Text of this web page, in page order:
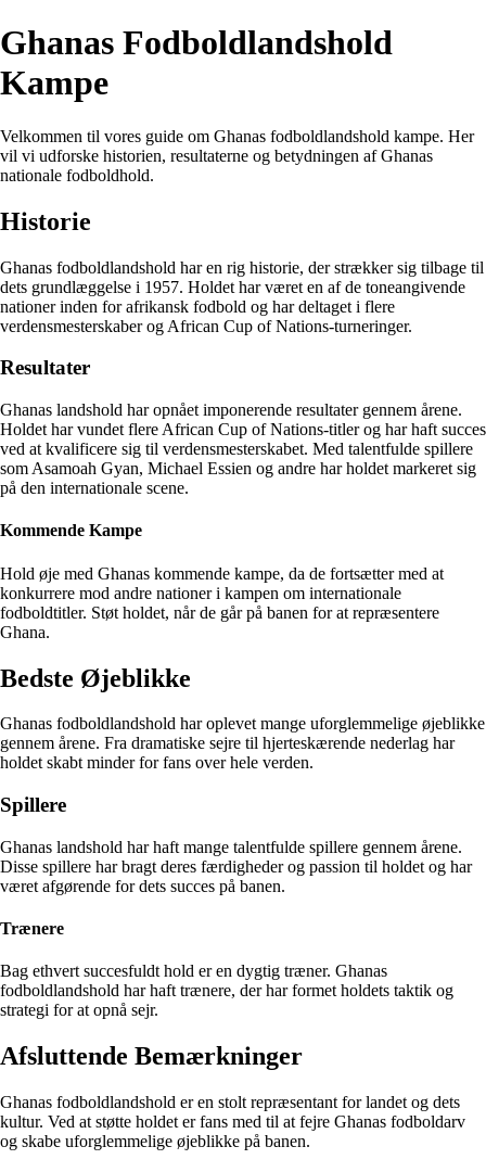
Ghanas Fodboldlandshold
Kampe
Velkommen til vores guide om Ghanas fodboldlandshold kampe. Her
vil vi udforske historien, resultaterne og betydningen af Ghanas
nationale fodboldhold.
Historie
Ghanas fodboldlandshold har en rig historie, der strækker sig tilbage til
dets grundlæggelse i 1957. Holdet har været en af de toneangivende
nationer inden for afrikansk fodbold og har deltaget i flere
verdensmesterskaber og African Cup of Nations-turneringer.
Resultater
Ghanas landshold har opnået imponerende resultater gennem årene.
Holdet har vundet flere African Cup of Nations-titler og har haft succes
ved at kvalificere sig til verdensmesterskabet. Med talentfulde spillere
som Asamoah Gyan, Michael Essien og andre har holdet markeret sig
på den internationale scene.
Kommende Kampe
Hold øje med Ghanas kommende kampe, da de fortsætter med at
konkurrere mod andre nationer i kampen om internationale
fodboldtitler. Støt holdet, når de går på banen for at repræsentere
Ghana.
Bedste Øjeblikke
Ghanas fodboldlandshold har oplevet mange uforglemmelige øjeblikke
gennem årene. Fra dramatiske sejre til hjerteskærende nederlag har
holdet skabt minder for fans over hele verden.
Spillere
Ghanas landshold har haft mange talentfulde spillere gennem årene.
Disse spillere har bragt deres færdigheder og passion til holdet og har
været afgørende for dets succes på banen.
Trænere
Bag ethvert succesfuldt hold er en dygtig træner. Ghanas
fodboldlandshold har haft trænere, der har formet holdets taktik og
strategi for at opnå sejr.
Afsluttende Bemærkninger
Ghanas fodboldlandshold er en stolt repræsentant for landet og dets
kultur. Ved at støtte holdet er fans med til at fejre Ghanas fodboldarv
og skabe uforglemmelige øjeblikke på banen.